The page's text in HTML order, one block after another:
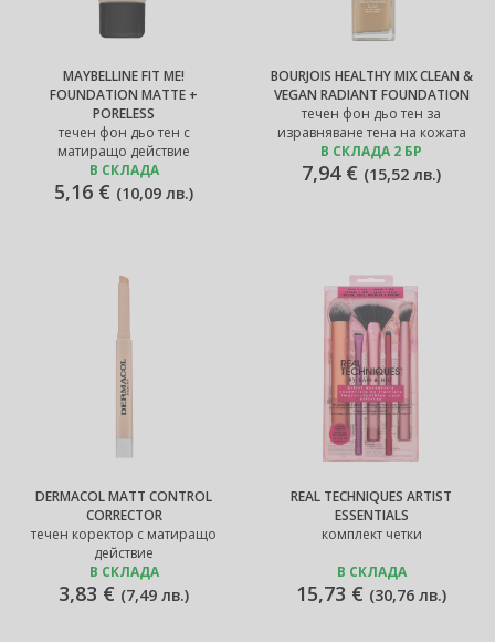
MAYBELLINE FIT ME!
FOUNDATION MATTE +
PORELESS
течен фон дьо тен с
матиращо действие
В СКЛАДА
5,16 € (10,09 лв.)
BOURJOIS HEALTHY MIX CLEAN &
VEGAN RADIANT FOUNDATION
течен фон дьо тен за
изравняване тена на кожата
В СКЛАДА 2 БР
7,94 € (15,52 лв.)
DERMACOL MATT CONTROL
CORRECTOR
течен коректор с матиращо
действие
В СКЛАДА
3,83 € (7,49 лв.)
REAL TECHNIQUES ARTIST
ESSENTIALS
комплект четки
В СКЛАДА
15,73 € (30,76 лв.)